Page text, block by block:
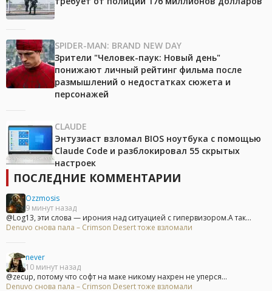
SPIDER-MAN: BRAND NEW DAY
Зрители "Человек-паук: Новый день"
понижают личный рейтинг фильма после
размышлений о недостатках сюжета и
персонажей
CLAUDE
Энтузиаст взломал BIOS ноутбука с помощью
Claude Code и разблокировал 55 скрытых
настроек
ПОСЛЕДНИЕ КОММЕНТАРИИ
Ozzmosis
9 минут назад
@Log13, эти слова — ирония над ситуацией с гипервизором.А так...
Denuvo снова пала – Crimson Desert тоже взломали
never
10 минут назад
@zecup, потому что софт на маке никому нахрен не уперся...
Denuvo снова пала – Crimson Desert тоже взломали